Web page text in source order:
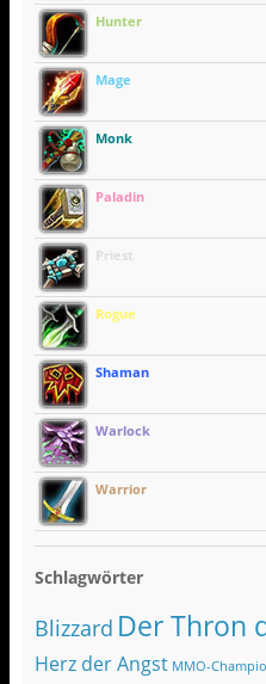
Hunter
Mage
Monk
Paladin
Priest
Rogue
Shaman
Warlock
Warrior
Schlagwörter
Blizzard Der Thron
Herz der Angst MMO-